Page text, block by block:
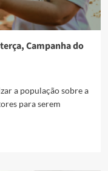
Campanha do
a população sobre a
para serem